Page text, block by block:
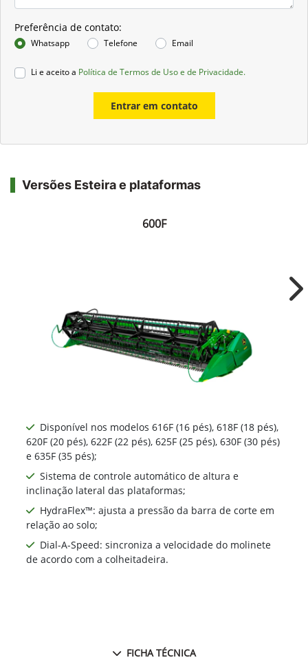
Preferência de contato:
Whatsapp Telefone Email
Li e aceito a Política de Termos de Uso e de Privacidade.
Entrar em contato
Versões Esteira e plataformas
600F
Disponível nos modelos 616F (16 pés), 618F (18 pés),
620F (20 pés), 622F (22 pés), 625F (25 pés), 630F (30 pés)
e 635F (35 pés);
Sistema de controle automático de altura e
inclinação lateral das plataformas;
HydraFlex™: ajusta a pressão da barra de corte em
relação ao solo;
Dial-A-Speed: sincroniza a velocidade do molinete
de acordo com a colheitadeira.
FICHA TÉCNICA